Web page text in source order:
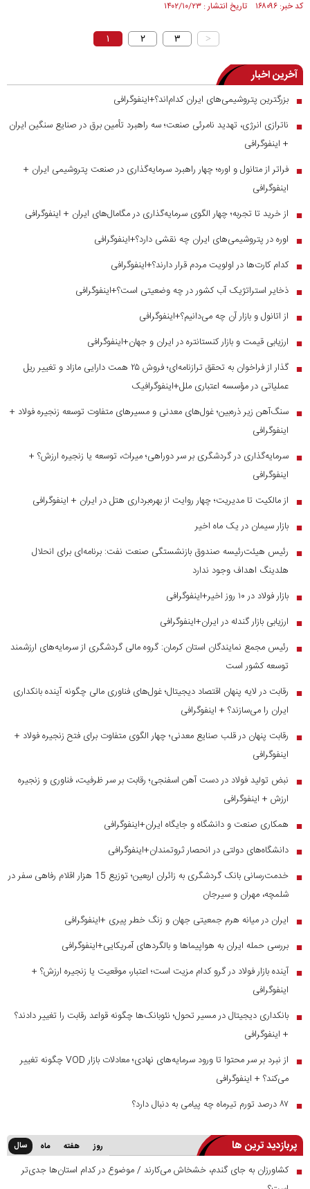
کد خبر: ۱۶۸۰۹۶ تاریخ انتشار : ۱۴۰۲/۱۰/۲۳
۱ ۲ ۳ >
آخرین اخبار
■ بزرگترین پتروشیمی‌های ایران کدام‌اند؟+اینفوگرافی
■
ناترازی انرژی، تهدید نامرئی صنعت؛ سه راهبرد تأمین برق در صنایع سنگین ایران
+ اینفوگرافی
■ فراتر از متانول و اوره؛ چهار راهبرد سرمایه‌گذاری در صنعت پتروشیمی ایران +
اینفوگرافی
■ از خرید تا تجربه؛ چهار الگوی سرمایه‌گذاری در مگامال‌های ایران + اینفوگرافی
■ اوره در پتروشیمی‌های ایران چه نقشی دارد؟+اینفوگرافی
■ کدام کارت‌ها در اولویت مردم قرار دارند؟+اینفوگرافی
■ ذخایر استراتژیک آب کشور در چه وضعیتی است؟+اینفوگرافی
■ از اتانول و بازار آن چه می‌دانیم؟+اینفوگرافی
■ ارزیابی قیمت و بازار کنستانتره در ایران و جهان+اینفوگرافی
■
گذار از فراخوان به تحقق ترازنامه‌ای؛ فروش ۲۵ همت دارایی مازاد و تغییر ریل
عملیاتی در مؤسسه اعتباری ملل+اینفوگرافیک
■ سنگ‌آهن زیر ذره‌بین؛ غول‌های معدنی و مسیر‌های متفاوت توسعه زنجیره فولاد +
اینفوگرافی
■ سرمایه‌گذاری در گردشگری بر سر دوراهی؛ میراث، توسعه یا زنجیره ارزش؟ +
اینفوگرافی
■ از مالکیت تا مدیریت؛ چهار روایت از بهره‌برداری هتل در ایران + اینفوگرافی
■ بازار سیمان در یک ماه اخیر
■
رئیس هیئت‌رئیسه صندوق بازنشستگی صنعت نفت: برنامه‌ای برای انحلال
هلدینگ اهداف وجود ندارد
■ بازار فولاد در ۱۰ روز اخیر+اینفوگرافی
■ ارزیابی بازار گندله در ایران+اینفوگرافی
■
رئیس مجمع نمایندگان استان کرمان: گروه مالی گردشگری از سرمایه‌های ارزشمند
توسعه کشور است
■
رقابت در لایه پنهان اقتصاد دیجیتال؛ غول‌های فناوری مالی چگونه آینده بانکداری
ایران را می‌سازند؟ + اینفوگرافی
■
رقابت پنهان در قلب صنایع معدنی؛ چهار الگوی متفاوت برای فتح زنجیره فولاد +
اینفوگرافی
■
نبض تولید فولاد در دست آهن اسفنجی؛ رقابت بر سر ظرفیت، فناوری و زنجیره
ارزش + اینفوگرافی
■ همکاری صنعت و دانشگاه و جایگاه ایران+اینفوگرافی
■ دانشگاه‌های دولتی در انحصار ثروتمندان+اینفوگرافی
■
خدمت‌رسانی بانک گردشگری به زائران اربعین؛ توزیع 15 هزار اقلام رفاهی سفر در
شلمچه، مهران و سیرجان
■ ایران در میانه هرم جمعیتی جهان و زنگ خطر پیری +اینفوگرافی
■ بررسی حمله ایران به هواپیماها و بالگردهای آمریکایی+اینفوگرافی
■ آینده بازار فولاد در گرو کدام مزیت است؛ اعتبار، موقعیت یا زنجیره ارزش؟ +
اینفوگرافی
■ بانکداری دیجیتال در مسیر تحول؛ نئوبانک‌ها چگونه قواعد رقابت را تغییر دادند؟
+ اینفوگرافی
■
از نبرد بر سر محتوا تا ورود سرمایه‌های نهادی؛ معادلات بازار VOD چگونه تغییر
می‌کند؟ + اینفوگرافی
■ ۸۷ درصد تورم تیرماه چه پیامی به دنبال دارد؟
پربازدید ترین ها روز هفته ماه سال
■ کشاورزان به جای گندم، خشخاش می‌کارند / موضوع در کدام استان‌ها جدی‌تر